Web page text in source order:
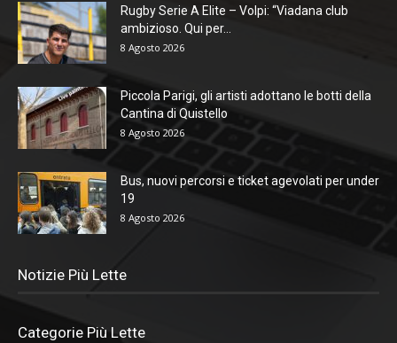
Rugby Serie A Elite – Volpi: “Viadana club
ambizioso. Qui per...
8 Agosto 2026
Piccola Parigi, gli artisti adottano le botti della
Cantina di Quistello
8 Agosto 2026
Bus, nuovi percorsi e ticket agevolati per under
19
8 Agosto 2026
Notizie Più Lette
Categorie Più Lette